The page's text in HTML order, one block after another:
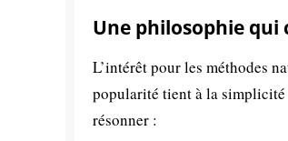
Une philosophie qui
L’intérêt pour les méthodes
popularité tient à la simplicité
résonner :